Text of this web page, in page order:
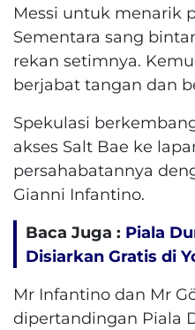
Messi untuk menarik
Sementara sang
rekan setimnya.
berjabat tangan dan
Spekulasi
akses Salt Bae ke
persahabatannya
Gianni Infantino.
Baca Juga : Piala
Disiarkan Gratis di
Mr Infantino dan Mr
dipertandingan Piala